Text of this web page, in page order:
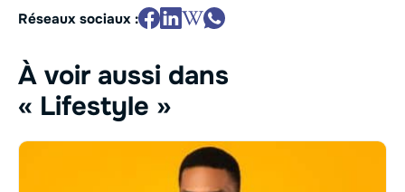
Réseaux sociaux :
À voir aussi dans
« Lifestyle »